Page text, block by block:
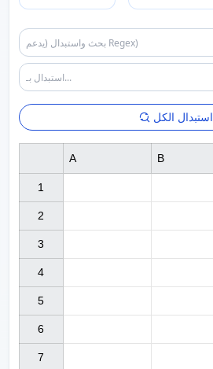
استبدال الكل
1
2
3
4
5
6
7
A B